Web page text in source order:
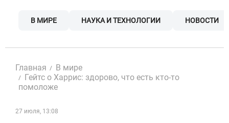
В МИРЕ НАУКА И ТЕХНОЛОГИИ НОВОСТИ
Главная
В мире
Гейтс о Харрис: здорово, что есть кто-то
помоложе
27 июля, 13:08